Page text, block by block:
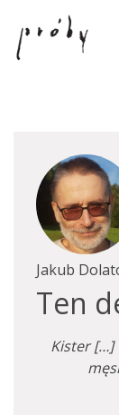
Jakub
Ten
Kister […]